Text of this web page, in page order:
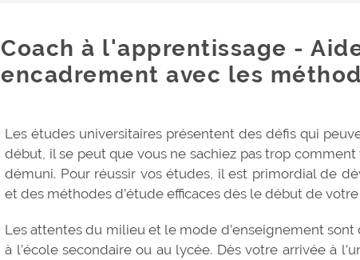
Coach à l'apprentissage -
encadrement avec les
Les études universitaires présentent des défis qui
début, il se peut que vous ne sachiez pas trop
démuni. Pour réussir vos études, il est primordial de
et des méthodes d’étude efficaces dès le début de votre
Les attentes du milieu et le mode d’enseignement
à l’école secondaire ou au lycée. Dès votre arrivée à